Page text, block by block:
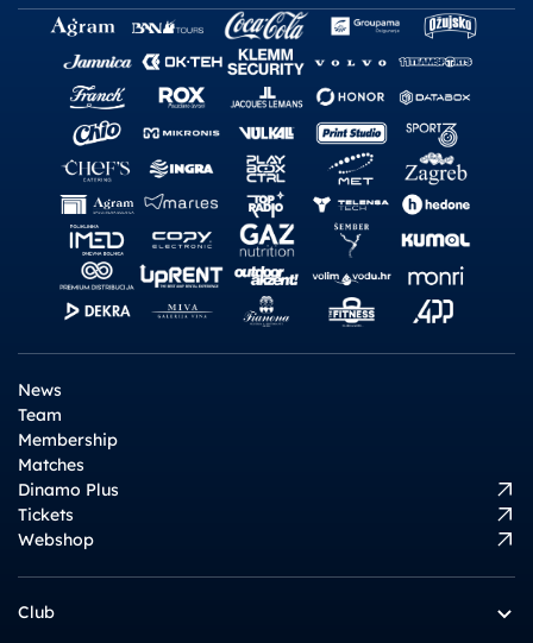
News
Team
Membership
Matches
Dinamo Plus
Tickets
Webshop
Club